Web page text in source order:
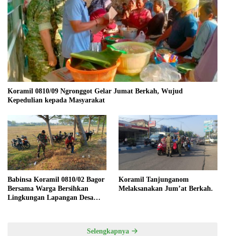
Koramil 0810/09 Ngronggot Gelar Jumat Berkah, Wujud
Kepedulian kepada Masyarakat
Babinsa Koramil 0810/02 Bagor
Bersama Warga Bersihkan
Lingkungan Lapangan Desa
Koramil Tanjunganom
Melaksanakan Jum’at Berkah.
Selengkapnya